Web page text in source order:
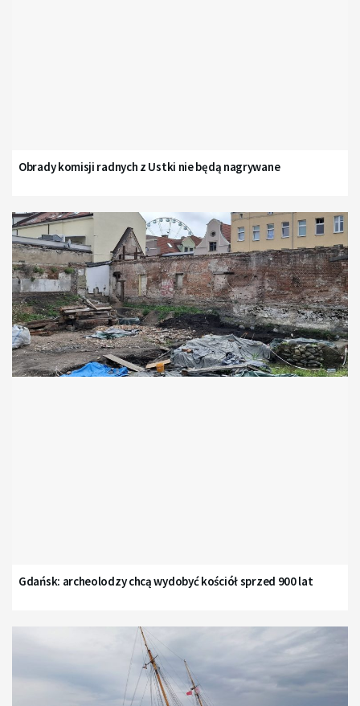
Obrady komisji radnych z Ustki nie będą nagrywane
Gdańsk: archeolodzy chcą wydobyć kościół sprzed 900 lat